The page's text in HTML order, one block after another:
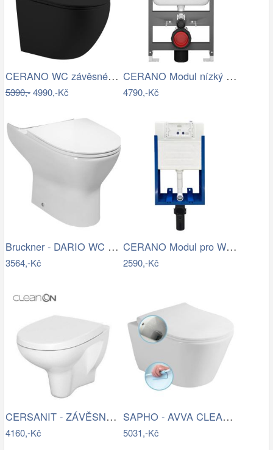
CERANO WC závěsné Cesso, Vortex + Slim…
5390,-4990,-Kč
CERANO Modul nízký pro WC závěsné Prime…
4790,-Kč
Bruckner - DARIO WC kombi mísa, Rimless…
3564,-Kč
CERANO Modul pro WC závěsné Lite - k…
2590,-Kč
CERSANIT - ZÁVĚSNÁ WC MÍSA ARTECO NEW…
4160,-Kč
SAPHO - AVVA CLEANWASH závěsná WC mísa,…
5031,-Kč